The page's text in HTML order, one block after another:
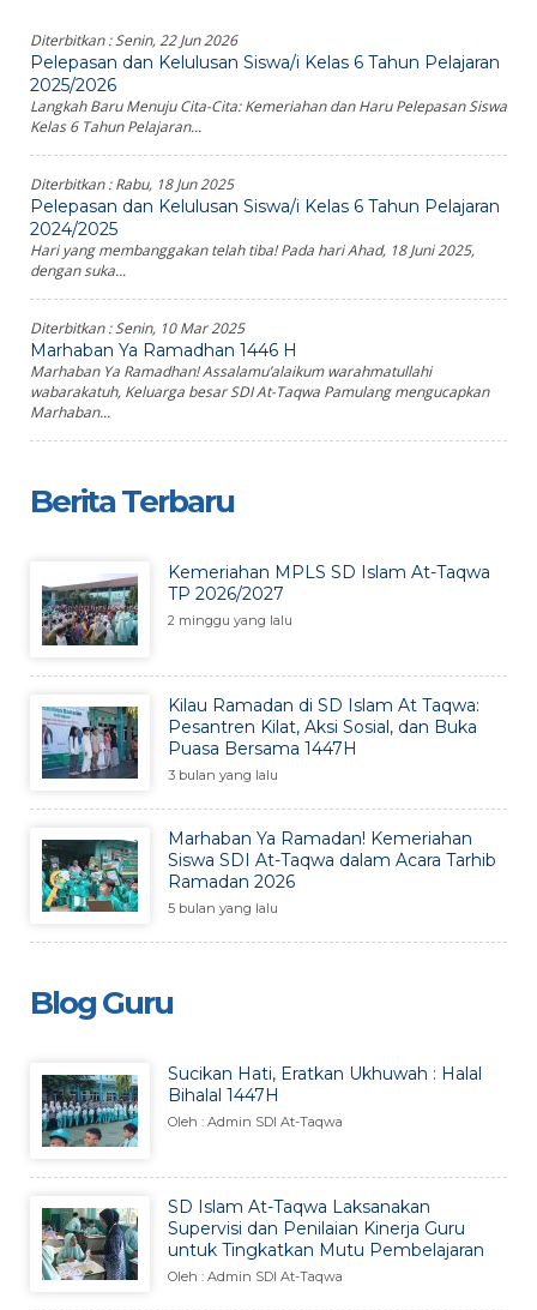
Diterbitkan :Senin, 22 Jun 2026
Pelepasan dan Kelulusan Siswa/i Kelas 6 Tahun Pelajaran
2025/2026
Langkah Baru Menuju Cita-Cita: Kemeriahan dan Haru Pelepasan Siswa
Kelas 6 Tahun Pelajaran...
Diterbitkan :Rabu, 18 Jun 2025
Pelepasan dan Kelulusan Siswa/i Kelas 6 Tahun Pelajaran
2024/2025
Hari yang membanggakan telah tiba! Pada hari Ahad, 18 Juni 2025,
dengan suka...
Diterbitkan :Senin, 10 Mar 2025
Marhaban Ya Ramadhan 1446 H
Marhaban Ya Ramadhan! Assalamu’alaikum warahmatullahi
wabarakatuh, Keluarga besar SDI At-Taqwa Pamulang mengucapkan
Marhaban...
Berita Terbaru
Kemeriahan MPLS SD Islam At-Taqwa
TP 2026/2027
2 minggu yang lalu
Kilau Ramadan di SD Islam At Taqwa:
Pesantren Kilat, Aksi Sosial, dan Buka
Puasa Bersama 1447H
3 bulan yang lalu
Marhaban Ya Ramadan! Kemeriahan
Siswa SDI At-Taqwa dalam Acara Tarhib
Ramadan 2026
5 bulan yang lalu
Blog Guru
Sucikan Hati, Eratkan Ukhuwah : Halal
Bihalal 1447H
Oleh : Admin SDI At-Taqwa
SD Islam At-Taqwa Laksanakan
Supervisi dan Penilaian Kinerja Guru
untuk Tingkatkan Mutu Pembelajaran
Oleh : Admin SDI At-Taqwa